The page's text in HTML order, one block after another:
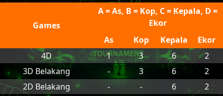
Games
A = As, B = Kop, C = Kepala, D =
Ekor
As
Kop Kepala
Ekor
4D
1 3 6
2
3D Belakang
- 3 6
2
2D Belakang
- - 6 2